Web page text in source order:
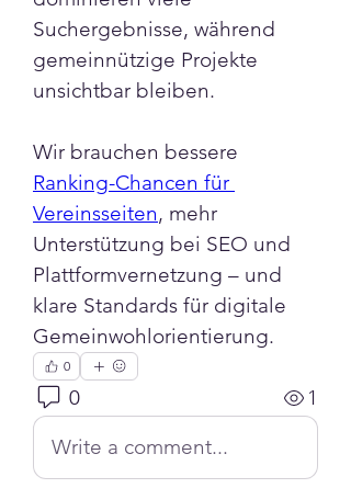
Suchergebnisse, während
gemeinnützige Projekte
unsichtbar bleiben.
Ranking-Chancen für
Vereinsseiten, mehr
Unterstützung bei SEO und
Plattformvernetzung – und
klare Standards für digitale
Gemeinwohlorientierung.
0
0
1
Write a comment...